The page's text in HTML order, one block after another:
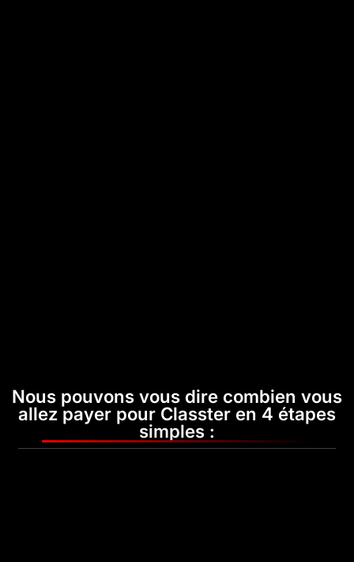
Nous pouvons vous dire combien vous
allez payer pour Classter en 4 étapes
simples :